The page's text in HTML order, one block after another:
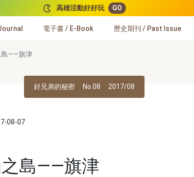
高雄活動好好玩 GO
電子書 / E-Book 歷史期刊 / Past Issue
島——旗津
好兄弟的秘密 No.08 2017/08
08-07
島——旗津